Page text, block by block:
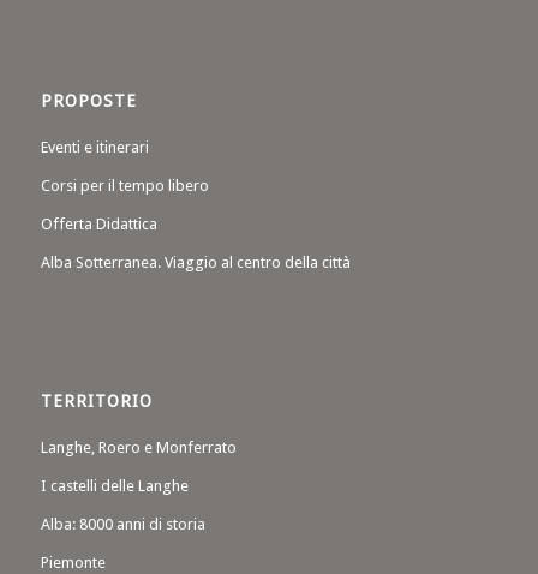
PROPOSTE
Eventi e itinerari
Corsi per il tempo libero
Offerta Didattica
Alba Sotterranea. Viaggio al centro della città
TERRITORIO
Langhe, Roero e Monferrato
I castelli delle Langhe
Alba: 8000 anni di storia
Piemonte